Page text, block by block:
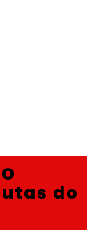
do